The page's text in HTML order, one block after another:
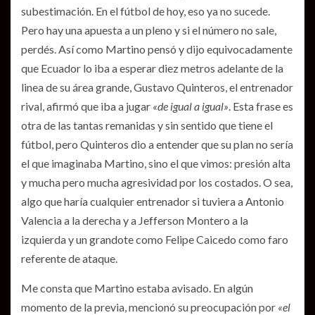
subestimación. En el fútbol de hoy, eso ya no sucede.
Pero hay una apuesta a un pleno y si el número no sale,
perdés. Así como Martino pensó y dijo equivocadamente
que Ecuador lo iba a esperar diez metros adelante de la
linea de su área grande, Gustavo Quinteros, el entrenador
rival, afirmó que iba a jugar «de igual a igual». Esta frase es
otra de las tantas remanidas y sin sentido que tiene el
fútbol, pero Quinteros dio a entender que su plan no sería
el que imaginaba Martino, sino el que vimos: presión alta
y mucha pero mucha agresividad por los costados. O sea,
algo que haría cualquier entrenador si tuviera a Antonio
Valencia a la derecha y a Jefferson Montero a la
izquierda y un grandote como Felipe Caicedo como faro
referente de ataque.
Me consta que Martino estaba avisado. En algún
momento de la previa, mencionó su preocupación por «el